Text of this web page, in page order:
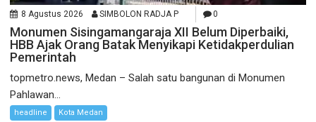
8 Agustus 2026 SIMBOLON RADJA P 0
Monumen Sisingamangaraja XII Belum Diperbaiki,
HBB Ajak Orang Batak Menyikapi Ketidakperdulian
Pemerintah
topmetro.news, Medan – Salah satu bangunan di Monumen
Pahlawan...
headline Kota Medan